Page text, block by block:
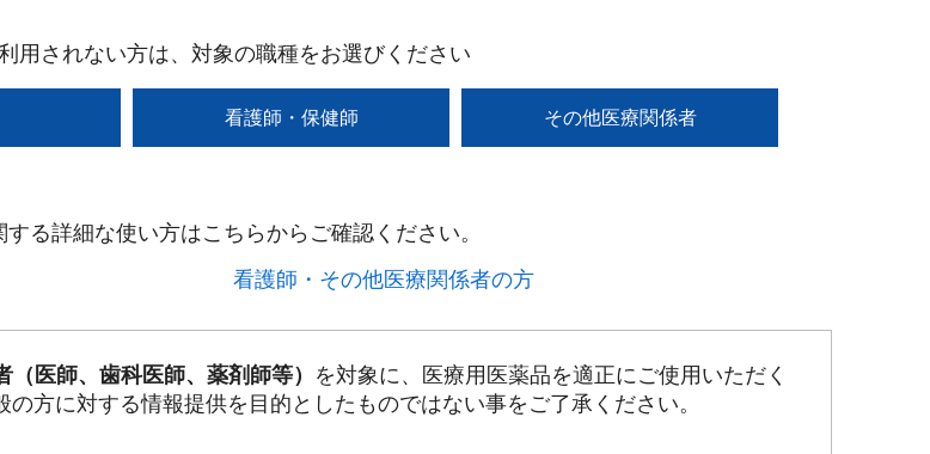
用されない方は、対象の職種をお選びください
看護師・保健師 その他医療関係者
る詳細な使い方はこちらからご確認ください。​
看護師・その他医療関係者の方​
医師、歯科医師、薬剤師等） を対象に、医療用医薬品を適正にご使用いただく
方に対する情報提供を目的としたものではない事をご了承ください。